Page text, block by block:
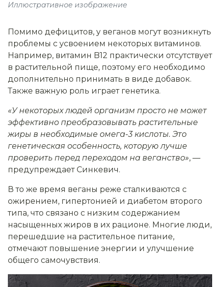
Иллюстративное изображение
Помимо дефицитов, у веганов могут возникнуть
проблемы с усвоением некоторых витаминов.
Например, витамин B12 практически отсутствует
в растительной пище, поэтому его необходимо
дополнительно принимать в виде добавок.
Также важную роль играет генетика.
«У некоторых людей организм просто не может
эффективно преобразовывать растительные
жиры в необходимые омега-3 кислоты. Это
генетическая особенность, которую лучше
проверить перед переходом на веганство», —
предупреждает Синкевич.
В то же время веганы реже сталкиваются с
ожирением, гипертонией и диабетом второго
типа, что связано с низким содержанием
насыщенных жиров в их рационе. Многие люди,
перешедшие на растительное питание,
отмечают повышение энергии и улучшение
общего самочувствия.